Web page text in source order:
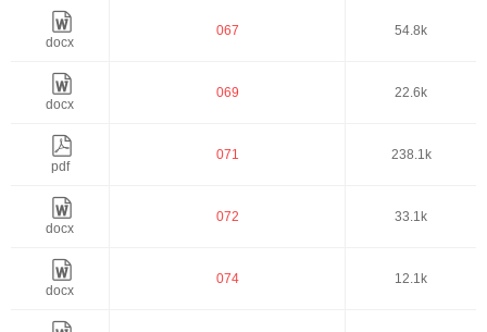
docx
067 54.8k
docx
069 22.6k
pdf
071 238.1k
docx
072 33.1k
docx
074 12.1k